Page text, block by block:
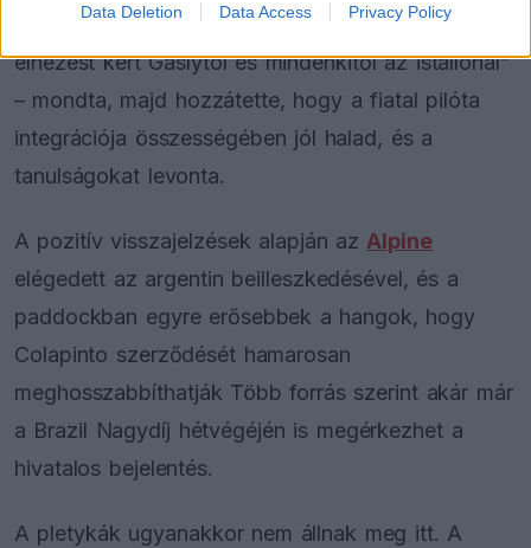
Data Deletion Data Access Privacy Policy
„A csapat utasításait mindig követni kell. Franco
elnézést kért Gaslytól és mindenkitől az istállónál”
– mondta, majd hozzátette, hogy a fiatal pilóta
integrációja összességében jól halad, és a
tanulságokat levonta.
A pozitív visszajelzések alapján az Alpine
elégedett az argentin beilleszkedésével, és a
paddockban egyre erősebbek a hangok, hogy
Colapinto szerződését hamarosan
meghosszabbíthatják Több forrás szerint akár már
a Brazil Nagydíj hétvégéjén is megérkezhet a
hivatalos bejelentés.
A pletykák ugyanakkor nem állnak meg itt. A